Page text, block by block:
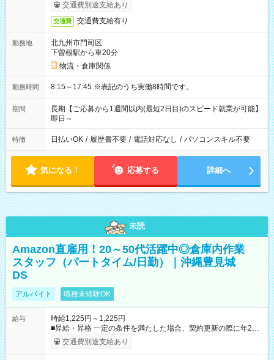
交通費別途支給あり
交通費 交通費支給有り
勤務地
北九州市門司区
下曽根駅から車20分
物流・倉庫関係
勤務時間 8:15～17:45 ※表記のうち実働8時間です。
期間
長期【ご応募から1週間以内(最短2日目)のスピード就業が可能】
即日～
特徴 日払いOK / 履歴書不要 / 電話対応なし / パソコンスキル不要
気になる！ 応募する 詳細へ
未読
Amazon直雇用！20～50代活躍中◎倉庫内作業
スタッフ（パートタイム/日勤）｜沖縄豊見城
DS
アルバイト 職種未経験OK
給与
時給1,225円～1,225円
■昇給・昇格 一定の条件を満たした場合、契約更新の際に年2回
まで昇給の機会があります。 ■正社員登用制度あり ※月末締/翌
月25日支払い ※時間外手当、別途支給 ※深夜割増賃金 (22:00～
交通費別途支給あり